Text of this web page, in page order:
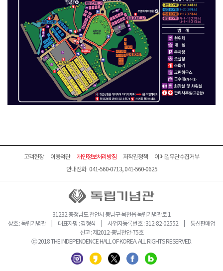
고객헌장 이용약관 개인정보처리방침 저작권정책
이메일무단수집거부
안내전화 041-560-0713, 041-560-0625
31232 충청남도 천안시 동남구 목천읍 독립기념관로 1
상호 : 독립기념관 | 대표자명 : 김형석 | 사업자등록번호 : 312-82-02552 | 통신판매업
신고 : 제2012-충남천안-75호
ⓒ 2018 THE INDEPENDENCE HALL OF KOREA. ALL RIGHTS RESERVED.